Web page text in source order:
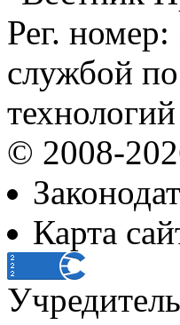
Рег.
службой
© 2008-
Карта